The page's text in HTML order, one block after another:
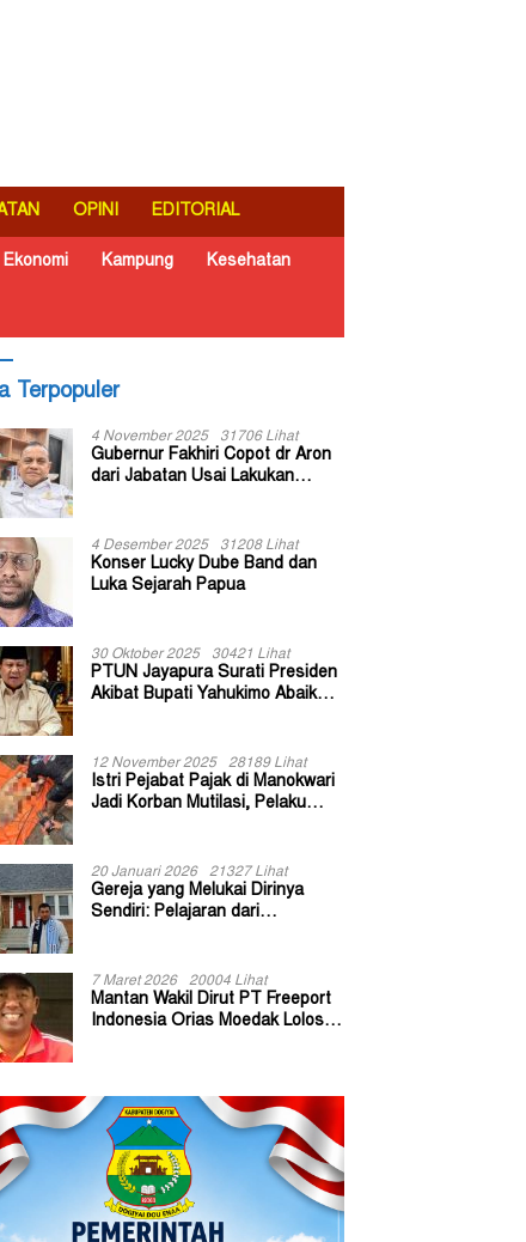
OPINI EDITORIAL
Ekonomi Kampung Kesehatan
Terpopuler
4 November 2025 31706 Lihat
Gubernur Fakhiri Copot dr Aron
dari Jabatan Usai Lakukan
4 Desember 2025 31208 Lihat
Konser Lucky Dube Band dan
Luka Sejarah Papua
30 Oktober 2025 30421 Lihat
PTUN Jayapura Surati Presiden
Akibat Bupati Yahukimo Abaikan
12 November 2025 28189 Lihat
Istri Pejabat Pajak di Manokwari
Jadi Korban Mutilasi, Pelaku
20 Januari 2026 21327 Lihat
Gereja yang Melukai Dirinya
Sendiri: Pelajaran dari
7 Maret 2026 20004 Lihat
Mantan Wakil Dirut PT Freeport
Indonesia Orias Moedak Lolos